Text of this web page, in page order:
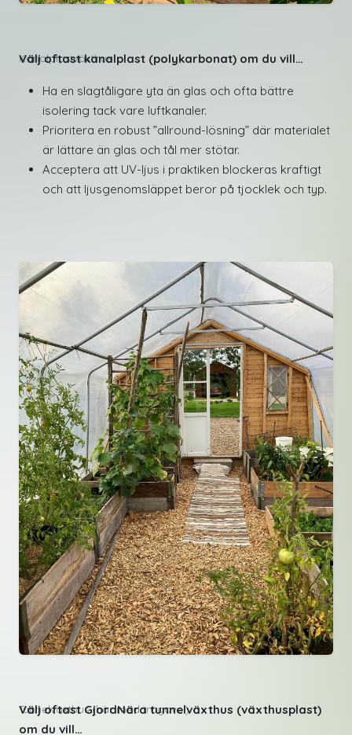
Kanalplastväxthus
Välj oftast kanalplast (polykarbonat) om du vill…
Ha en slagtåligare yta än glas och ofta bättre
isolering tack vare luftkanaler.
Prioritera en robust ”allround-lösning” där materialet
är lättare än glas och tål mer stötar.
Acceptera att UV-ljus i praktiken blockeras kraftigt
och att ljusgenomsläppet beror på tjocklek och typ.
Tunnelväxthus (här med trägavel)
Välj oftast GjordNära tunnelväxthus (växthusplast)
om du vill…